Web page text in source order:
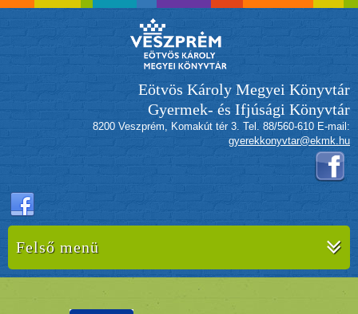
Eötvös Károly Megyei Könyvtár
Gyermek- és Ifjúsági Könyvtár
8200 Veszprém, Komakút tér 3. Tel. 88/560-610 E-mail:
gyerekkonyvtar@ekmk.hu
Felső menü